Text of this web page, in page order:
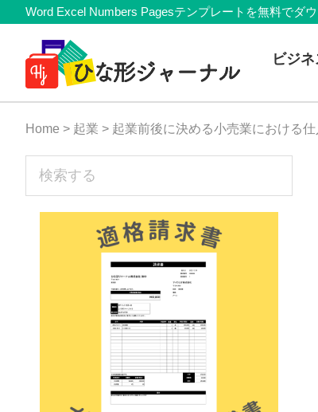
Skip
primary
navigation
Skip
content
Skip
primary
sidebar
Skip
footer
Member
Navigation
Word Excel Numbers Pagesテンプレートを無料で
料
テ
ン
レ
形
ビジ
Home > 起業 > 起業前後に決める小売業における
sidebar